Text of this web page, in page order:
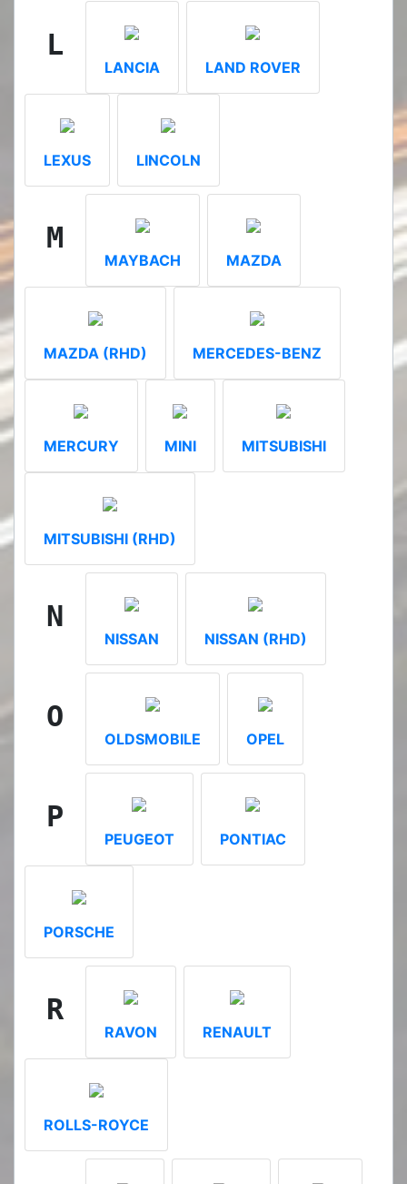
L
LANCIA LAND ROVER
LEXUS LINCOLN
M
MAYBACH MAZDA
MAZDA (RHD) MERCEDES-BENZ
MERCURY MINI MITSUBISHI
MITSUBISHI (RHD)
N
NISSAN NISSAN (RHD)
O
OLDSMOBILE OPEL
P
PEUGEOT PONTIAC
PORSCHE
R
RAVON RENAULT
ROLLS-ROYCE